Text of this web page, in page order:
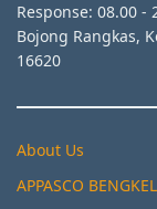
Response: 08.00 -
Bojong Rangkas,
16620
About Us
APPASCO